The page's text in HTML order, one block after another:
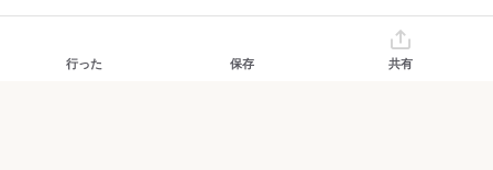
行った 保存 共有